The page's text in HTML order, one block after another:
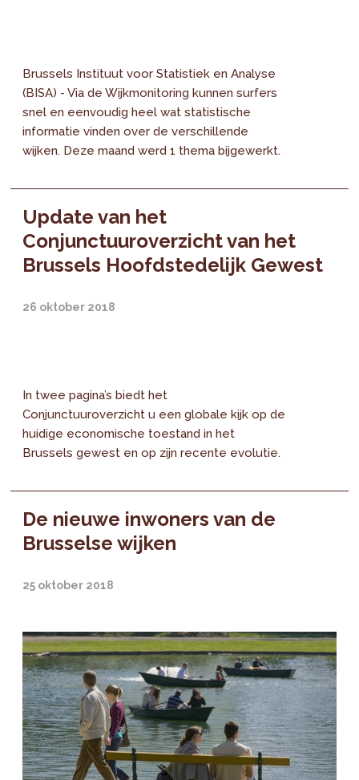
Brussels Instituut voor Statistiek en Analyse
(BISA) - Via de Wijkmonitoring kunnen surfers
snel en eenvoudig heel wat statistische
informatie vinden over de verschillende
wijken. Deze maand werd 1 thema bijgewerkt.
Update van het
Conjunctuuroverzicht van het
Brussels Hoofdstedelijk Gewest
26 oktober 2018
In twee pagina’s biedt het
Conjunctuuroverzicht u een globale kijk op de
huidige economische toestand in het
Brussels gewest en op zijn recente evolutie.
De nieuwe inwoners van de
Brusselse wijken
25 oktober 2018